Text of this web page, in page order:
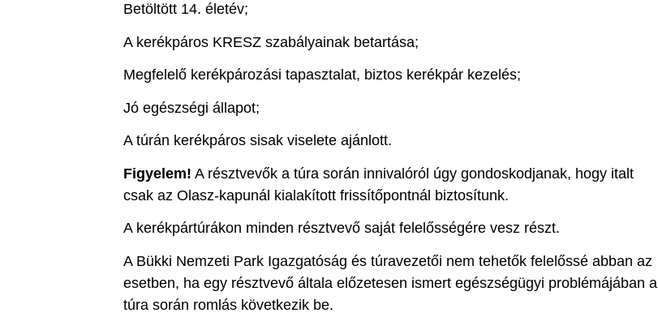
Betöltött 14. életév;
A kerékpáros KRESZ szabályainak betartása;
Megfelelő kerékpározási tapasztalat, biztos kerékpár kezelés;
Jó egészségi állapot;
A túrán kerékpáros sisak viselete ajánlott.
Figyelem! A résztvevők a túra során innivalóról úgy gondoskodjanak, hogy italt
csak az Olasz-kapunál kialakított frissítőpontnál biztosítunk.
A kerékpártúrákon minden résztvevő saját felelősségére vesz részt.
A Bükki Nemzeti Park Igazgatóság és túravezetői nem tehetők felelőssé abban az
esetben, ha egy résztvevő általa előzetesen ismert egészségügyi problémájában a
túra során romlás következik be.